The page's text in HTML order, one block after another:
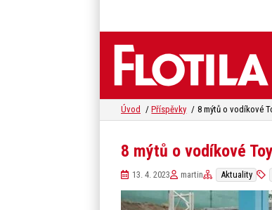
Úvod Příspěvky
8 mýtů o vodíkové
13. 4. 2023 martin Aktuality